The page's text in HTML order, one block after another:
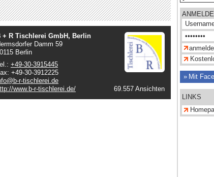
+ R Tischlerei GmbH, Berlin
Damm 59
Berlin
+49-30-3915445
+49-30-3912225
r-tischlerei.de
69.557 Ansichten
www.b-r-tischlerei.de/
Mit
LINKS